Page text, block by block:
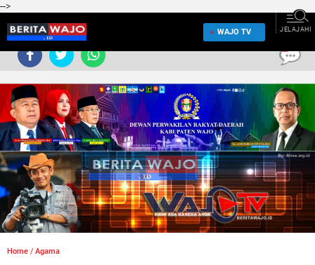
-->
WAJO TV JELAJAHI
Home / Agama